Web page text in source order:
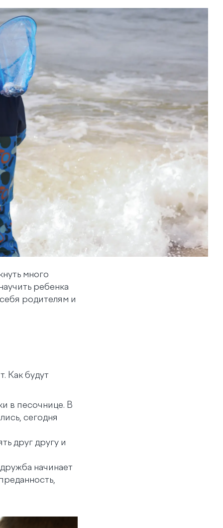
много
ребенка
родителям и
Как будут
в песочнице. В
сегодня
друг другу и
начинает